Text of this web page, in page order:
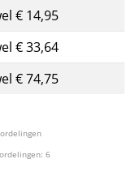
€ 14,95
€ 33,64
€ 74,75
6